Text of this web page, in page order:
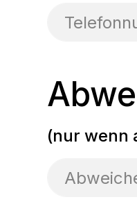
(nur wenn